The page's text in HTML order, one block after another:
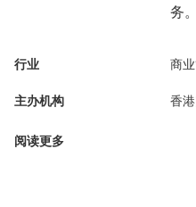
务。
行业 商
主办机构 香
阅读更多